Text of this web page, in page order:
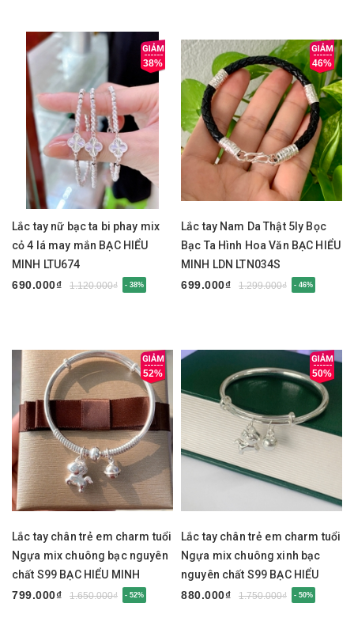
38%
Lắc tay nữ bạc ta bi phay mix
cỏ 4 lá may mắn BẠC HIỂU
MINH LTU674
690.000₫
1.120.000₫ - 38%
46%
Lắc tay Nam Da Thật 5ly Bọc
Bạc Ta Hình Hoa Văn BẠC HIỂU
MINH LDN LTN034S
699.000₫
1.299.000₫ - 46%
52%
Lắc tay chân trẻ em charm tuổi
Ngựa mix chuông bạc nguyên
chất S99 BẠC HIỂU MINH
LTE584
799.000₫ 1.650.000₫ - 52%
50%
Lắc tay chân trẻ em charm tuổi
Ngựa mix chuông xinh bạc
nguyên chất S99 BẠC HIỂU
MINH LTE583
880.000₫ 1.750.000₫ - 50%